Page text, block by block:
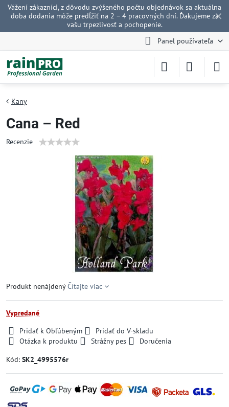
✕
Vážení zákazníci, z dôvodu zvýšeného počtu objednávok sa aktuálna
doba dodania môže predĺžiť na 2 – 4 pracovných dní. Ďakujeme za
vašu trpezlivosť a pochopenie.
Panel používateľa
Kany
Cana – Red
Recenzie
Produkt nenájdenýČítajte viac
Vypredané
Pridať k Obľúbeným
Pridať do V-skladu
Otázka k produktu
Strážny pes
Doručenia
Kód: SK2_4995576r